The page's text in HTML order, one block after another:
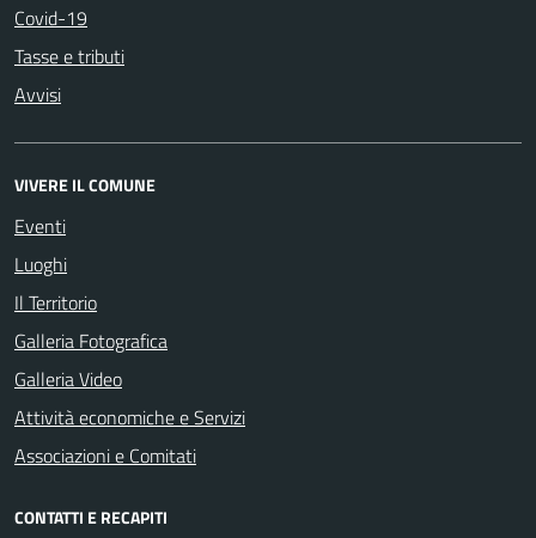
Covid-19
Tasse e tributi
Avvisi
VIVERE IL COMUNE
Eventi
Luoghi
Il Territorio
Galleria Fotografica
Galleria Video
Attività economiche e Servizi
Associazioni e Comitati
CONTATTI E RECAPITI